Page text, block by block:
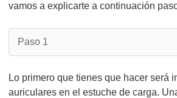
vamos a explicarte a continuación
Paso 1
Lo primero que tienes que hacer será
auriculares en el estuche de carga.